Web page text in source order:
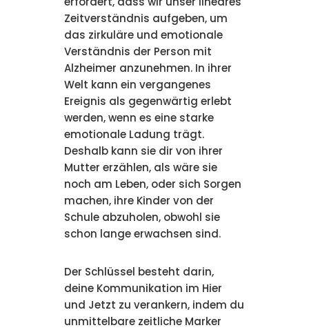
Zeitverständnis aufgeben, um
das zirkuläre und emotionale
Verständnis der Person mit
Alzheimer anzunehmen. In ihrer
Welt kann ein vergangenes
Ereignis als gegenwärtig erlebt
werden, wenn es eine starke
emotionale Ladung trägt.
Deshalb kann sie dir von ihrer
Mutter erzählen, als wäre sie
noch am Leben, oder sich Sorgen
machen, ihre Kinder von der
Schule abzuholen, obwohl sie
schon lange erwachsen sind.
Der Schlüssel besteht darin,
deine Kommunikation im Hier
und Jetzt zu verankern, indem du
unmittelbare zeitliche Marker